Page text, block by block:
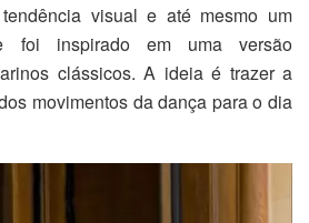
visual e até mesmo um
foi inspirado em uma versão
clássicos. A ideia é trazer a
movimentos da dança para o dia